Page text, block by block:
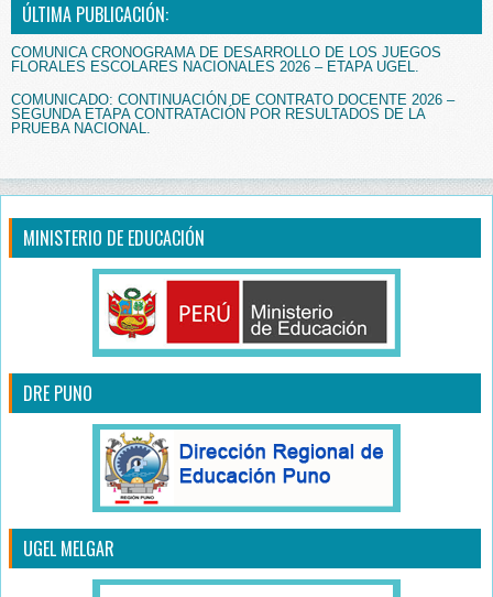
ÚLTIMA PUBLICACIÓN:
COMUNICA CRONOGRAMA DE DESARROLLO DE LOS JUEGOS
FLORALES ESCOLARES NACIONALES 2026 – ETAPA UGEL.
COMUNICADO: CONTINUACIÓN DE CONTRATO DOCENTE 2026 –
SEGUNDA ETAPA CONTRATACIÓN POR RESULTADOS DE LA
PRUEBA NACIONAL.
MINISTERIO DE EDUCACIÓN
DRE PUNO
UGEL MELGAR